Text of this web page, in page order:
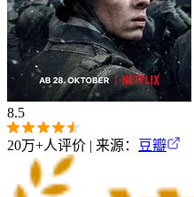
8.5
20万+人评价 | 来源： 豆瓣